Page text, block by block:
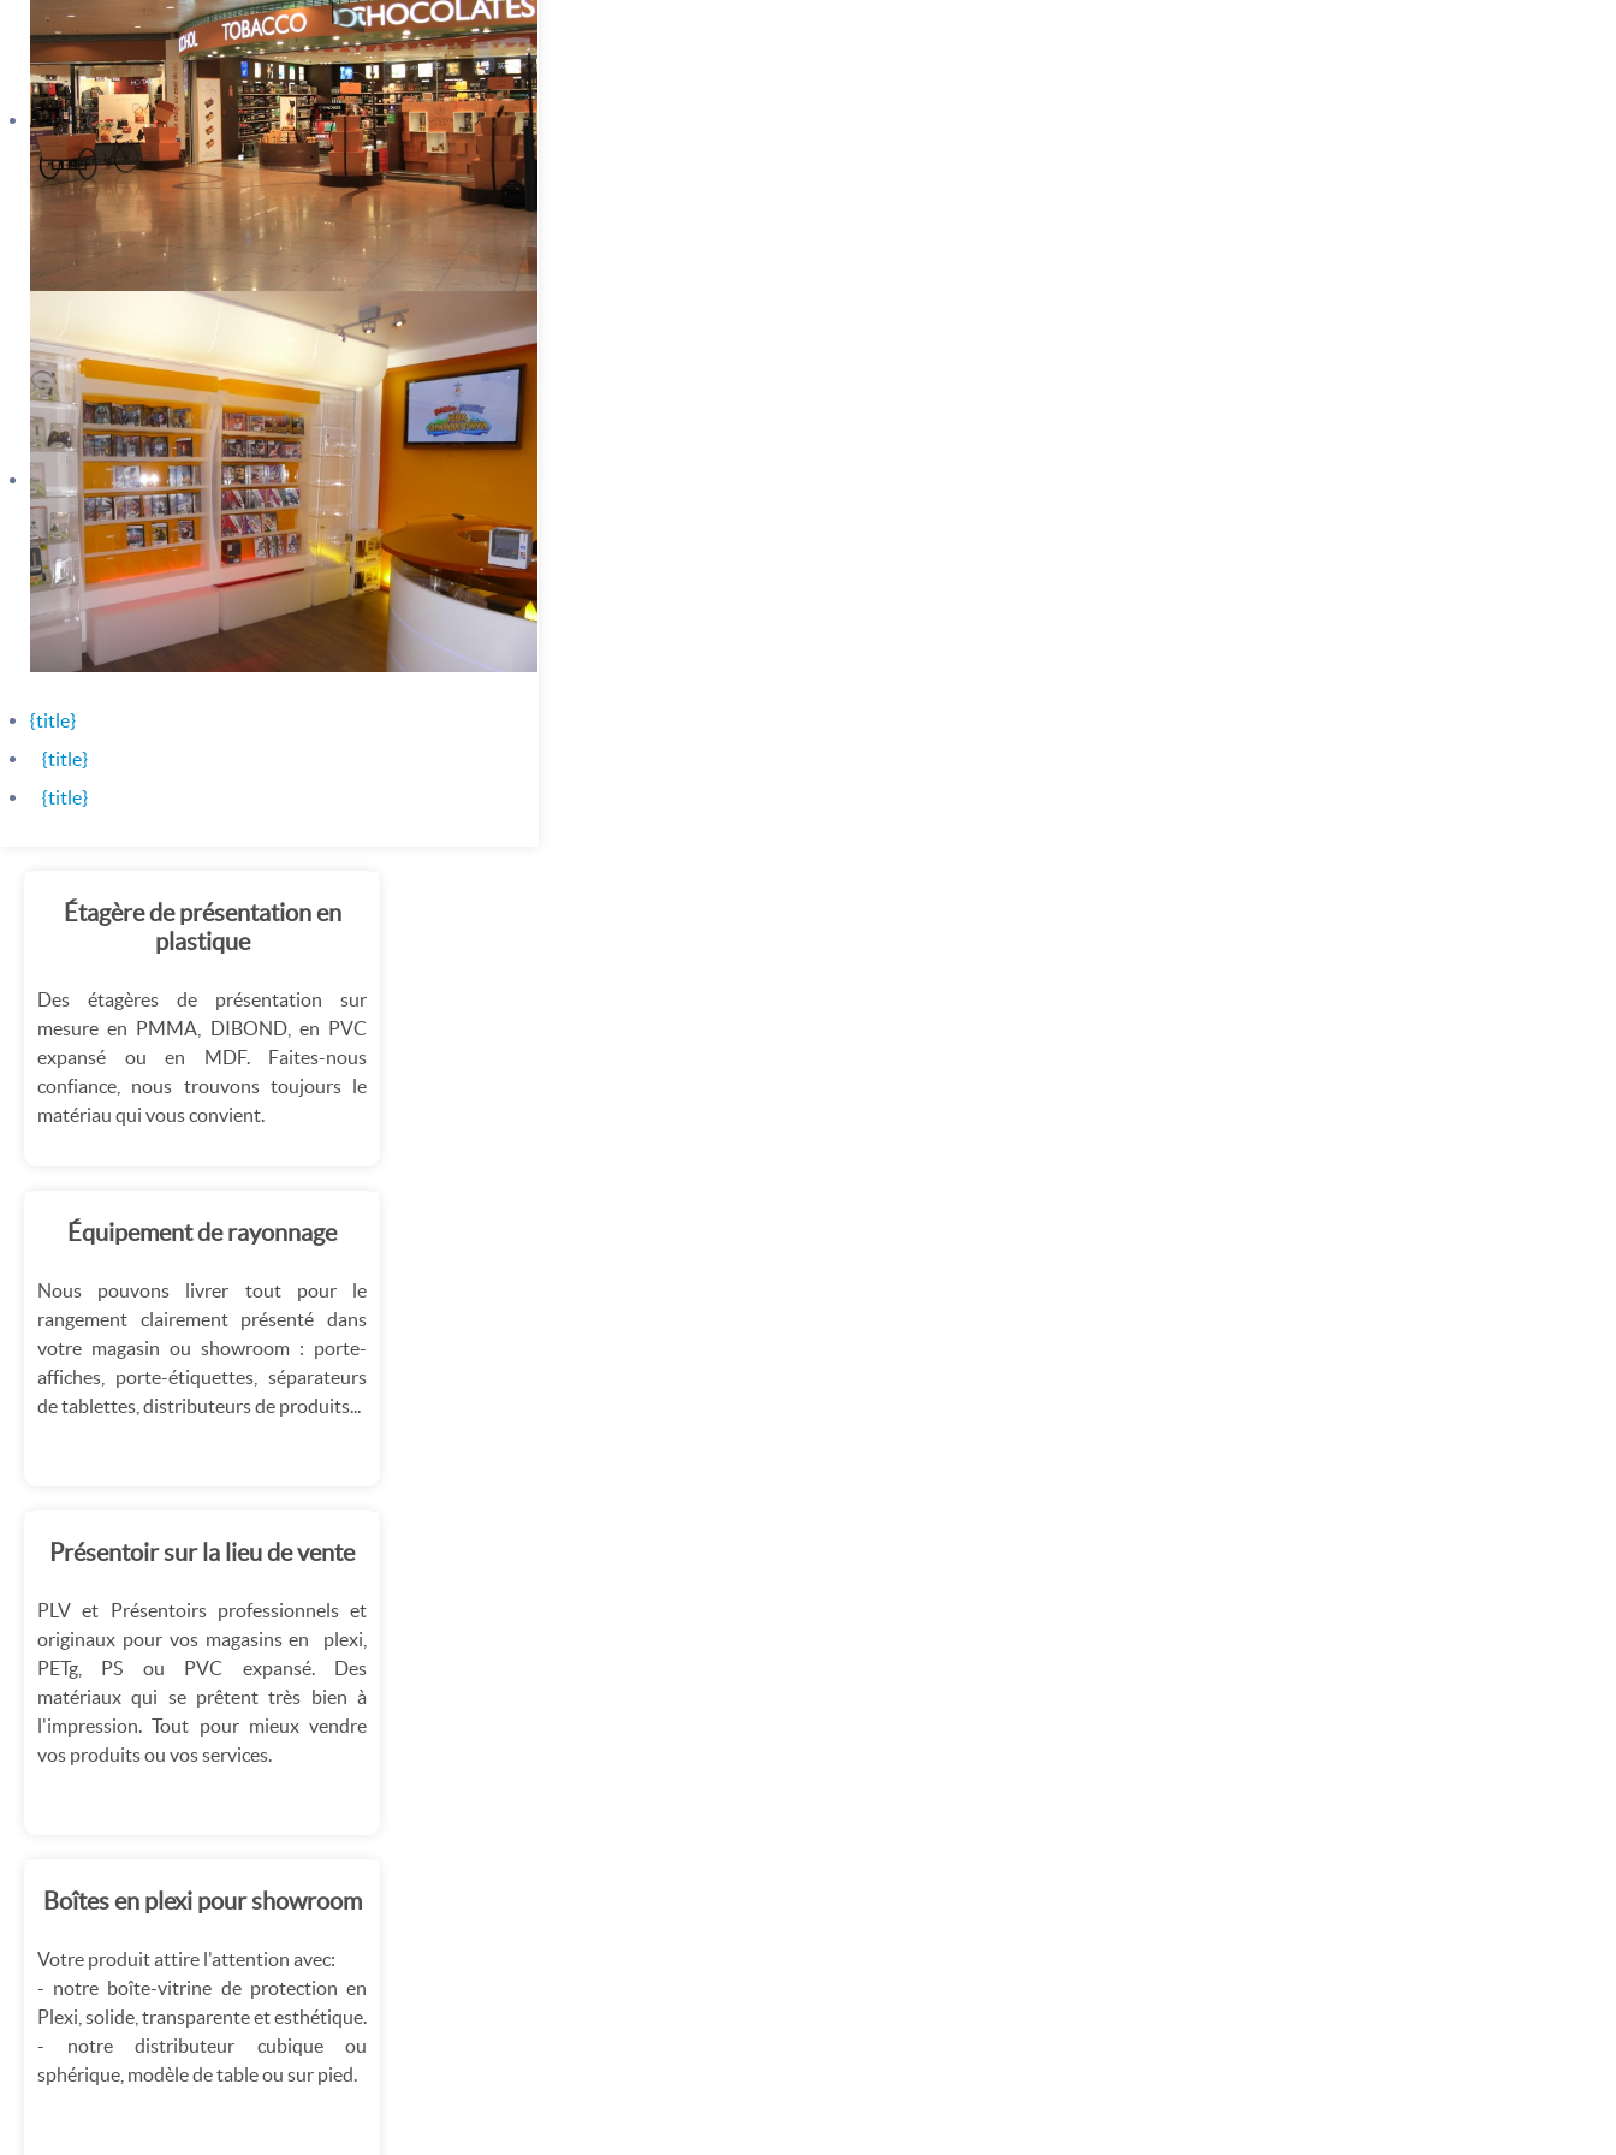
{title}
{title}
{title}
Étagère de présentation en
plastique
Des étagères de présentation sur
mesure en PMMA, DIBOND, en PVC
expansé ou en MDF. Faites-nous
confiance, nous trouvons toujours le
matériau qui vous convient.
Équipement de rayonnage
Nous pouvons livrer tout pour le
rangement clairement présenté dans
votre magasin ou showroom : porte-
affiches, porte-étiquettes, séparateurs
de tablettes, distributeurs de produits...
Présentoir sur la lieu de vente
PLV et Présentoirs professionnels et
originaux pour vos magasins en plexi,
PETg, PS ou PVC expansé. Des
matériaux qui se prêtent très bien à
l'impression. Tout pour mieux vendre
vos produits ou vos services.
Boîtes en plexi pour showroom
Votre produit attire l'attention avec:
- notre boîte-vitrine de protection en
Plexi, solide, transparente et esthétique.
- notre distributeur cubique ou
sphérique, modèle de table ou sur pied.